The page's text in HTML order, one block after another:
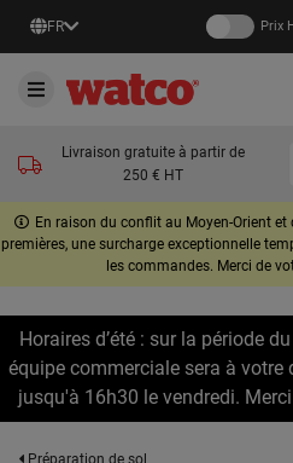
FR Prix
Livraison gratuite à partir de
250 € HT
En raison du conflit au Moyen-Orient
premières, une surcharge exceptionnelle
les commandes. Merci de
Horaires d’été : sur la période
équipe commerciale sera à
jusqu'à 16h30 le vendredi.
Préparation de sol